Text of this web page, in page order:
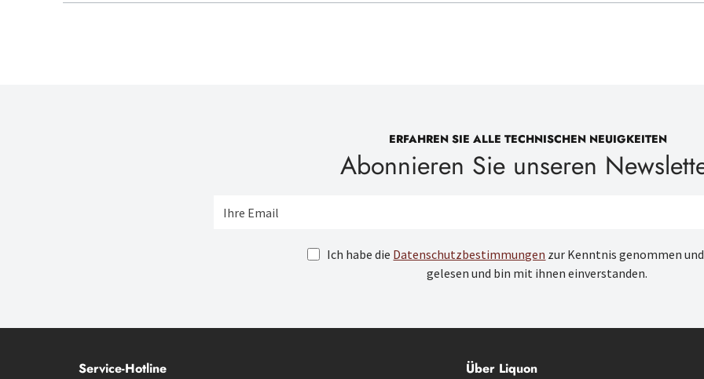
ERFAHREN SIE ALLE TECHNISCHEN NEUIGKEITEN
Abonnieren Sie unseren
Ich habe die Datenschutzbestimmungen zur Kenntnis genommen
gelesen und bin mit ihnen einverstanden.
Service-Hotline Über Liquon